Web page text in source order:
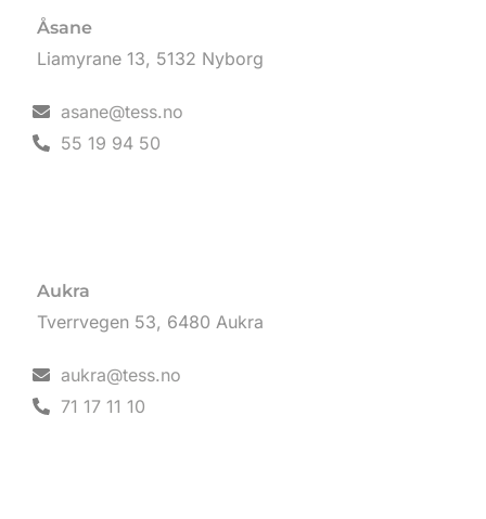
Åsane
Liamyrane 13, 5132 Nyborg
asane@tess.no
55 19 94 50
Aukra
Tverrvegen 53, 6480 Aukra
aukra@tess.no
71 17 11 10